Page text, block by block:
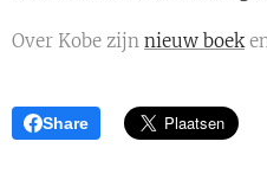
Over Kobe zijn nieuw boek
Share